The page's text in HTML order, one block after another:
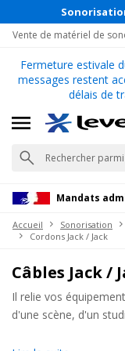
Vente de matériel de
Fermeture estivale
messages restent
délais de
Mandats
Accueil Sonorisation
Cordons Jack / Jack
Câbles Jack /
Il relie vos
d'une scène, d'un